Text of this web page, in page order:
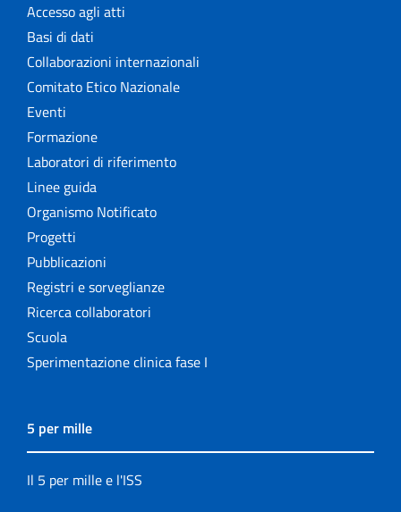
Accesso agli atti
Basi di dati
Collaborazioni internazionali
Comitato Etico Nazionale
Eventi
Formazione
Laboratori di riferimento
Linee guida
Organismo Notificato
Progetti
Pubblicazioni
Registri e sorveglianze
Ricerca collaboratori
Scuola
Sperimentazione clinica fase I
5 per mille
Il 5 per mille e l'ISS